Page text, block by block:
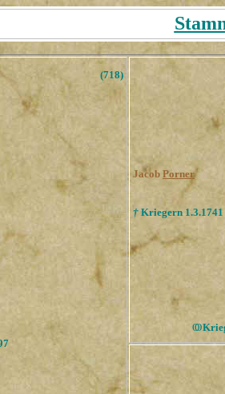
(718)
Jacob Porner
† Kriegern 1.3.1741
ОО